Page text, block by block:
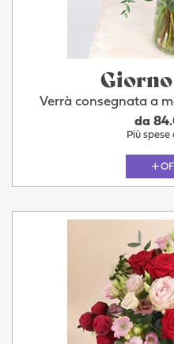
Verrà consegnata a
da
Più spese